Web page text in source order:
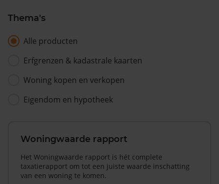
Thema's
Alle producten
Erfgrenzen & kadastrale kaarten
Woning kopen en verkopen
Eigendom en hypotheek
Woningwaarde rapport
Het Woningwaarde rapport is hét complete
taxatierapport om tot een juiste waarde inschatting
van een woning te komen.